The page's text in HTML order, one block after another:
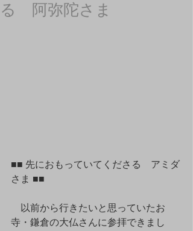
る 阿弥陀さま
■■ 先におもっていてくださる　アミダ
さま ■■
以前から行きたいと思っていたお
寺・鎌倉の大仏さんに参拝できまし